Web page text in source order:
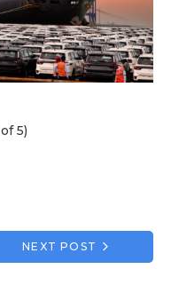
of 5)
NEXT POST